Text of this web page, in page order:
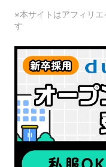
※本サイトはアフィリ
す